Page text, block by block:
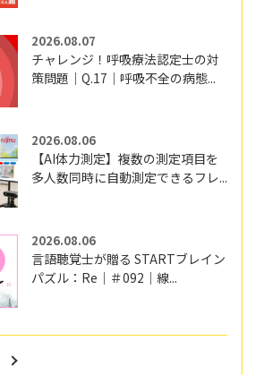
2026.08.07
チャレンジ！呼吸療法認定士の対
策問題｜Q.17｜呼吸不全の病態...
2026.08.06
【AI体力測定】複数の測定項目を
多人数同時に自動測定できるフレ...
2026.08.06
言語聴覚士が贈る STARTブレイン
パズル：Re｜＃092｜線...